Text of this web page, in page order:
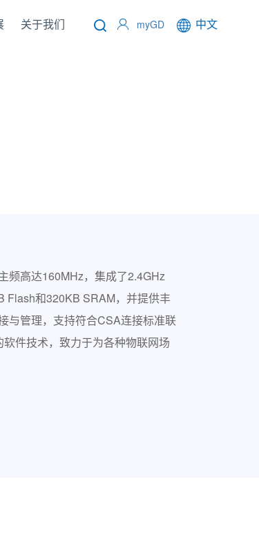
关于我们 myGD 中文
频高达160MHz，集成了2.4GHz
Flash和320KB SRAM，并提供丰
与管理，支持符合CSA连接标准联
件技术，致力于为各种物联网场